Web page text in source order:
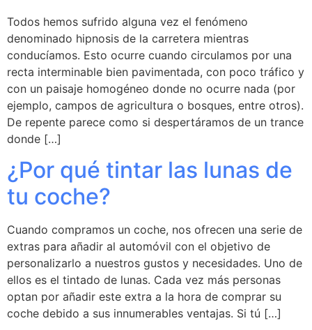
Todos hemos sufrido alguna vez el fenómeno
denominado hipnosis de la carretera mientras
conducíamos. Esto ocurre cuando circulamos por una
recta interminable bien pavimentada, con poco tráfico y
con un paisaje homogéneo donde no ocurre nada (por
ejemplo, campos de agricultura o bosques, entre otros).
De repente parece como si despertáramos de un trance
donde […]
¿Por qué tintar las lunas de
tu coche?
Cuando compramos un coche, nos ofrecen una serie de
extras para añadir al automóvil con el objetivo de
personalizarlo a nuestros gustos y necesidades. Uno de
ellos es el tintado de lunas. Cada vez más personas
optan por añadir este extra a la hora de comprar su
coche debido a sus innumerables ventajas. Si tú […]